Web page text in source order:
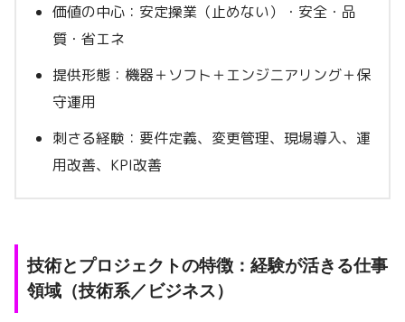
価値の中心：安定操業（止めない）・安全・品
質・省エネ
提供形態：機器＋ソフト＋エンジニアリング＋保
守運用
刺さる経験：要件定義、変更管理、現場導入、運
用改善、KPI改善
技術とプロジェクトの特徴：経験が活きる仕事
領域（技術系／ビジネス）